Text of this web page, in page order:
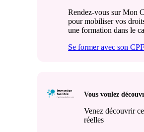
Rendez-vous sur Mon
pour mobiliser vos
une formation dans le
Se former avec son CPF
Vous voulez
Venez découvrir
réelles